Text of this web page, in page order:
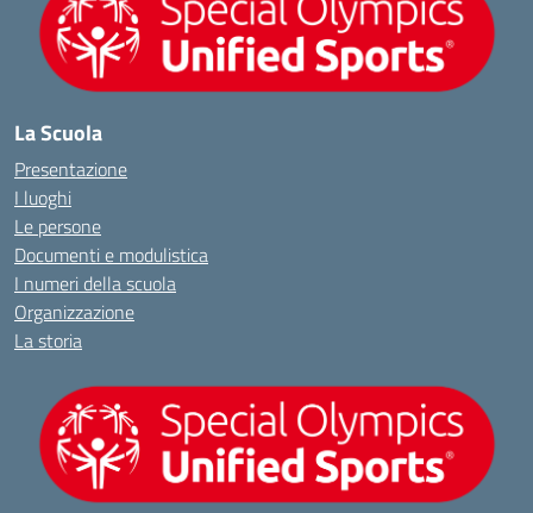
La Scuola
Presentazione
I luoghi
Le persone
Documenti e modulistica
I numeri della scuola
Organizzazione
La storia